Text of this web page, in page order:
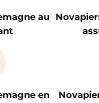
au
en